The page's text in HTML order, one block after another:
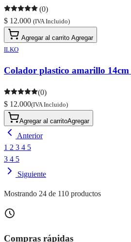
(0)
$ 12.000 (IVA Incluido)
Agregar al carrito Agregar
ILKO
Colador plastico amarillo 14cm
(0)
$ 12.000(IVA Incluido)
Agregar al carritoAgregar
Anterior
1 2 3 4 5
3 4 5
Siguiente
Mostrando 24 de 110 productos
Compras rápidas